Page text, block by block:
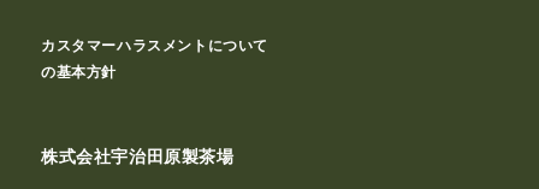
カスタマーハラスメントについて
の基本方針
株式会社宇治田原製茶場